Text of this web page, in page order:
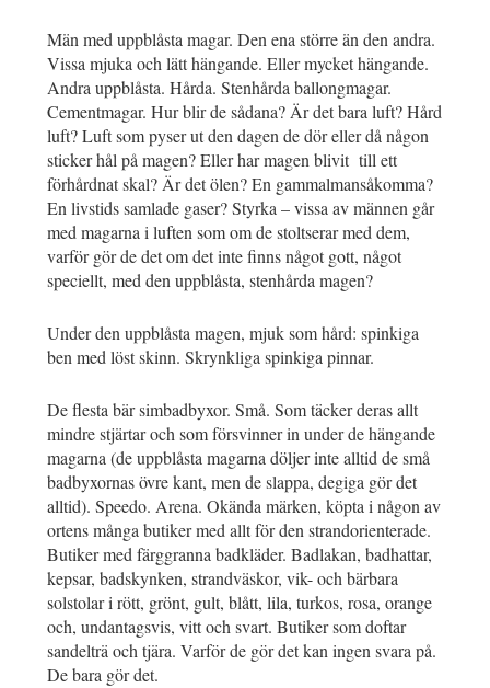
Män med uppblåsta magar. Den ena större än den andra.
Vissa mjuka och lätt hängande. Eller mycket hängande.
Andra uppblåsta. Hårda. Stenhårda ballongmagar.
Cementmagar. Hur blir de sådana? Är det bara luft? Hård
luft? Luft som pyser ut den dagen de dör eller då någon
sticker hål på magen? Eller har magen blivit till ett
förhårdnat skal? Är det ölen? En gammalmansåkomma?
En livstids samlade gaser? Styrka – vissa av männen går
med magarna i luften som om de stoltserar med dem,
varför gör de det om det inte finns något gott, något
speciellt, med den uppblåsta, stenhårda magen?
Under den uppblåsta magen, mjuk som hård: spinkiga
ben med löst skinn. Skrynkliga spinkiga pinnar.
De flesta bär simbadbyxor. Små. Som täcker deras allt
mindre stjärtar och som försvinner in under de hängande
magarna (de uppblåsta magarna döljer inte alltid de små
badbyxornas övre kant, men de slappa, degiga gör det
alltid). Speedo. Arena. Okända märken, köpta i någon av
ortens många butiker med allt för den strandorienterade.
Butiker med färggranna badkläder. Badlakan, badhattar,
kepsar, badskynken, strandväskor, vik- och bärbara
solstolar i rött, grönt, gult, blått, lila, turkos, rosa, orange
och, undantagsvis, vitt och svart. Butiker som doftar
sandelträ och tjära. Varför de gör det kan ingen svara på.
De bara gör det.